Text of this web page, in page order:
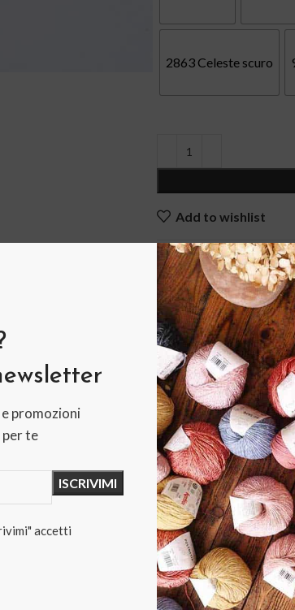
promozioni
te
accetti
2863 Celeste scuro
Add to wishlist
COD:N/A
Categorie:Autunno-
Tag:arvier, gioia baby,
Share:
INFORMAZIONI AGGIUNTIVE